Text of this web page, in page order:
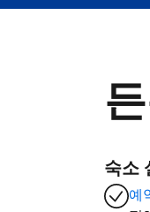
숙소
예